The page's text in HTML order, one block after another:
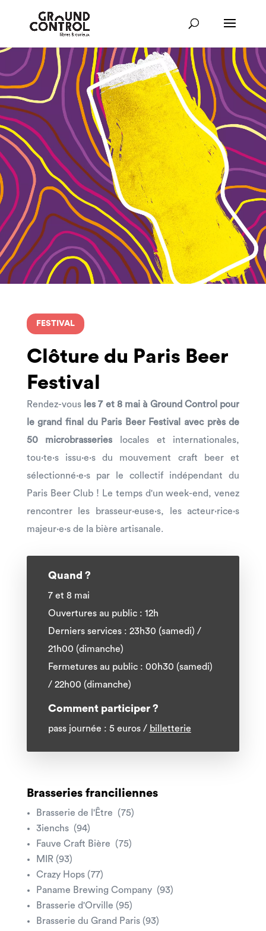
FESTIVAL
Clôture du Paris Beer
Festival
Rendez-vous les 7 et 8 mai à Ground Control pour
le grand final du Paris Beer Festival avec près de
50 microbrasseries locales et internationales,
tou·te·s issu·e·s du mouvement craft beer et
sélectionné·e·s par le collectif indépendant du
Paris Beer Club ! Le temps d'un week-end, venez
rencontrer les brasseur·euse·s, les acteur·rice·s
majeur·e·s de la bière artisanale.
Quand ?
7 et 8 mai
Ouvertures au public : 12h
Derniers services : 23h30 (samedi) /
21h00 (dimanche)
Fermetures au public : 00h30 (samedi)
/ 22h00 (dimanche)
Comment participer ?
pass journée : 5 euros / billetterie
Brasseries franciliennes
Brasserie de l'Être (75)
3ienchs (94)
Fauve Craft Bière (75)
MIR (93)
Crazy Hops (77)
Paname Brewing Company (93)
Brasserie d'Orville (95)
Brasserie du Grand Paris (93)